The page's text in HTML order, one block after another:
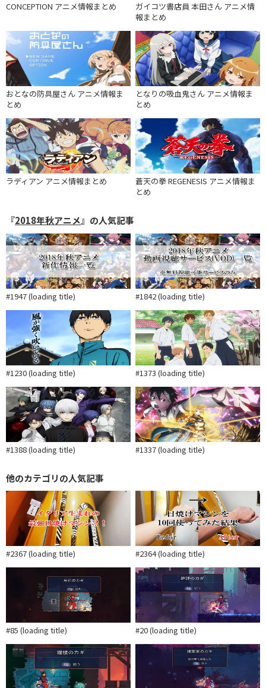
CONCEPTION アニメ情報まとめ
ガイコツ書店員 本田さん アニメ情
報まとめ
おとなの防具屋さん アニメ情報ま
とめ
となりの吸血鬼さん アニメ情報ま
とめ
ラディアン アニメ情報まとめ
蒼天の拳 REGENESIS アニメ情報ま
とめ
『2018年秋アニメ』の人気記事
#1947 (loading title) #1842 (loading title)
#1230 (loading title) #1373 (loading title)
#1388 (loading title) #1337 (loading title)
他のカテゴリの人気記事
#2367 (loading title) #2364 (loading title)
#85 (loading title) #20 (loading title)